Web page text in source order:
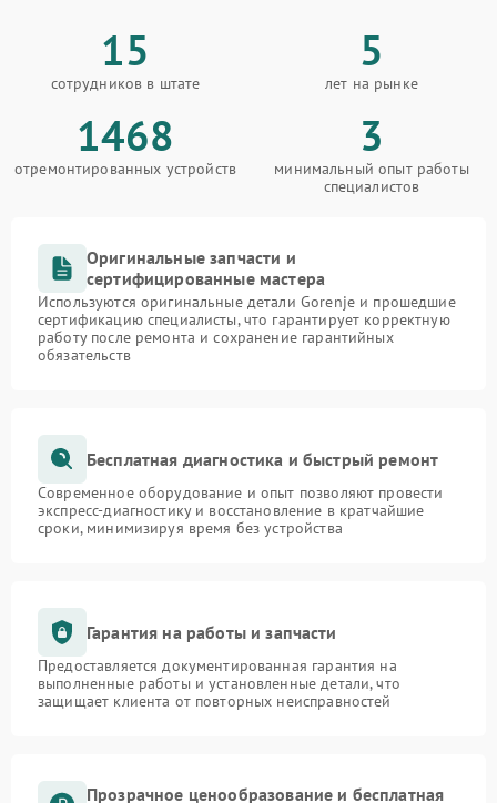
15
сотрудников в штате
5
лет на рынке
1468
отремонтированных устройств
3
минимальный опыт работы
специалистов
Оригинальные запчасти и
сертифицированные мастера
Используются оригинальные детали Gorenje и прошедшие
сертификацию специалисты, что гарантирует корректную
работу после ремонта и сохранение гарантийных
обязательств
Бесплатная диагностика и быстрый ремонт
Современное оборудование и опыт позволяют провести
экспресс-диагностику и восстановление в кратчайшие
сроки, минимизируя время без устройства
Гарантия на работы и запчасти
Предоставляется документированная гарантия на
выполненные работы и установленные детали, что
защищает клиента от повторных неисправностей
Прозрачное ценообразование и бесплатная